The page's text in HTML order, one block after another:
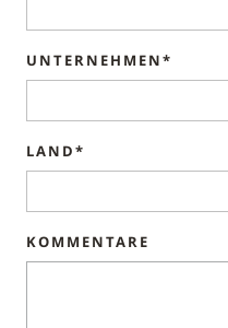
UNTERNEHMEN*
LAND*
KOMMENTARE